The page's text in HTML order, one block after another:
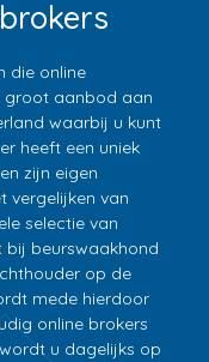
die online
groot aanbod aan
waarbij u kunt
heeft een uniek
zijn eigen
vergelijken van
selectie van
bij beurswaakhond
op de
mede hierdoor
online brokers
u dagelijks op